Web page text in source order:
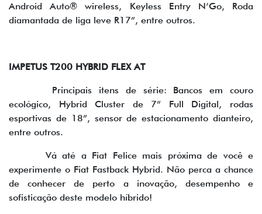
Android Auto® wireless, Keyless Entry N’Go, Roda
diamantada de liga leve R17”, entre outros.
IMPETUS T200 HYBRID FLEX AT
Principais itens de série: Bancos em couro
ecológico, Hybrid Cluster de 7” Full Digital, rodas
esportivas de 18”, sensor de estacionamento dianteiro,
entre outros.
Vá até a Fiat Felice mais próxima de você e
experimente o Fiat Fastback Hybrid. Não perca a chance
de conhecer de perto a inovação, desempenho e
sofisticação deste modelo híbrido!